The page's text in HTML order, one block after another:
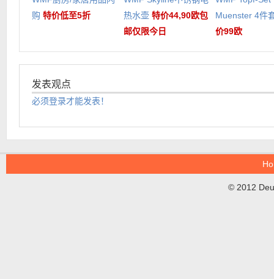
购 特价低至5折
热水壶 特价44,90欧包
邮仅限今日
Muenster 4件
价99欧
发表观点
必须登录才能发表！
© 2012